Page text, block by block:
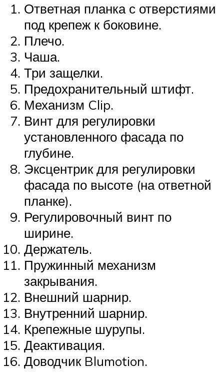
Ответная планка с отверстиями
под крепеж к боковине.
Плечо.
Чаша.
Три защелки.
Предохранительный штифт.
Механизм Clip.
Винт для регулировки
установленного фасада по
глубине.
Эксцентрик для регулировки
фасада по высоте (на ответной
планке).
Регулировочный винт по
ширине.
Держатель.
Пружинный механизм
закрывания.
Внешний шарнир.
Внутренний шарнир.
Крепежные шурупы.
Деактивация.
Доводчик Blumotion.